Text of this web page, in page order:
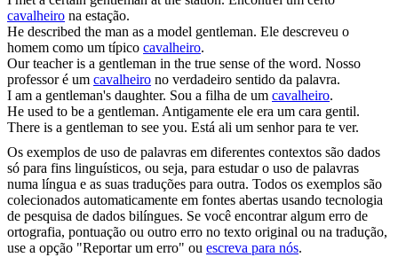
cavalheiro na estação.
He described the man as a model gentleman. Ele descreveu o
homem como um típico cavalheiro.
Our teacher is a gentleman in the true sense of the word. Nosso
professor é um cavalheiro no verdadeiro sentido da palavra.
I am a gentleman's daughter. Sou a filha de um cavalheiro.
He used to be a gentleman. Antigamente ele era um cara gentil.
There is a gentleman to see you. Está ali um senhor para te ver.
Os exemplos de uso de palavras em diferentes contextos são dados
só para fins linguísticos, ou seja, para estudar o uso de palavras
numa língua e as suas traduções para outra. Todos os exemplos são
colecionados automaticamente em fontes abertas usando tecnologia
de pesquisa de dados bilíngues. Se você encontrar algum erro de
ortografia, pontuação ou outro erro no texto original ou na tradução,
use a opção "Reportar um erro" ou escreva para nós.